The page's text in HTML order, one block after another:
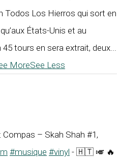
Todos Los Hierros qui sort en
États-Unis et au
tours en sera extrait, deux...
MoreSee Less
– Skah Shah #1,
#musique #vinyl - 🇭🇹 🎺 🔥